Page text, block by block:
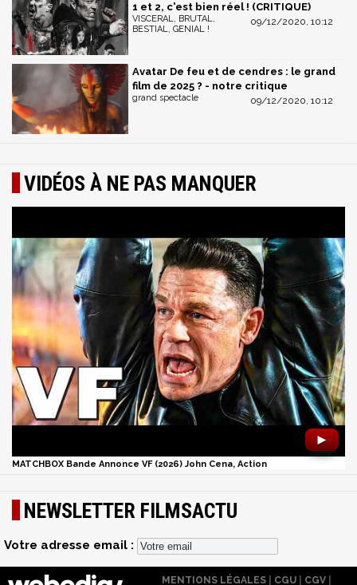
1 et 2, c'est bien réel ! (CRITIQUE)
09/12/2020, 10:12
VISCERAL, BRUTAL,
BESTIAL, GENIAL !
Avatar De feu et de cendres : le grand
film de 2025 ? - notre critique
09/12/2020, 10:12
grand spectacle
VIDÉOS À NE PAS MANQUER
►
MATCHBOX Bande Annonce VF (2026) John Cena, Action
NEWSLETTER FILMSACTU
Votre adresse email :
MENTIONS LÉGALES| CGU| CGV|